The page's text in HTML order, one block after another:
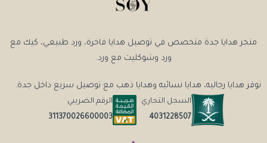
متجر هدايا جدة متخصص في توصيل هدايا فاخرة، ورد طبيعي، كيك مع
ورد وشوكليت مع ورد.
نوفر هدايا رجاليه، هدايا نسائيه وهدايا ذهب مع توصيل سريع داخل جدة.
السجل التجاري
4031228507
الرقم الضريبي
311370026600003